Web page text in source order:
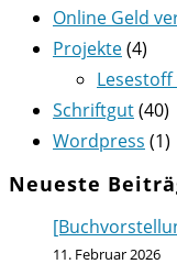
Online Geld
Projekte(4)
Schriftgut(40)
Wordpress (1)
Neueste
11. Februar 2026